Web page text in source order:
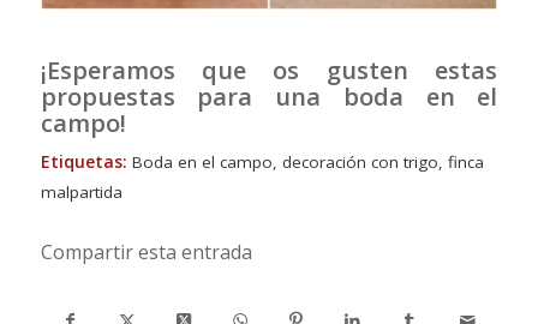
¡Esperamos que os gusten estas
propuestas para una boda en el
campo!
Etiquetas: Boda en el campo, decoración con trigo, finca
malpartida
Compartir esta entrada